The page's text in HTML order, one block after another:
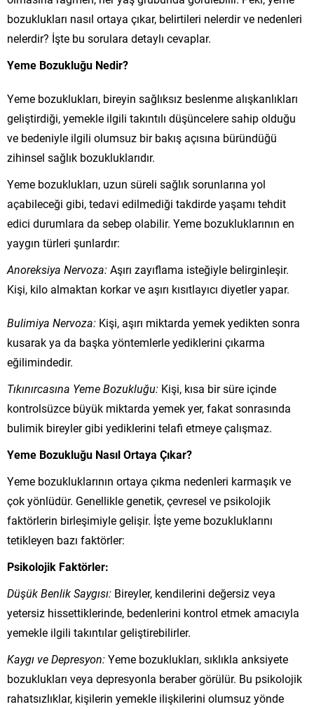
bozuklukları nasıl ortaya çıkar, belirtileri nelerdir ve nedenleri
nelerdir? İşte bu sorulara detaylı cevaplar.
Yeme Bozukluğu Nedir?
Yeme bozuklukları, bireyin sağlıksız beslenme alışkanlıkları
geliştirdiği, yemekle ilgili takıntılı düşüncelere sahip olduğu
ve bedeniyle ilgili olumsuz bir bakış açısına büründüğü
zihinsel sağlık bozukluklarıdır.
Yeme bozuklukları, uzun süreli sağlık sorunlarına yol
açabileceği gibi, tedavi edilmediği takdirde yaşamı tehdit
edici durumlara da sebep olabilir. Yeme bozukluklarının en
yaygın türleri şunlardır:
Anoreksiya Nervoza:Aşırı zayıflama isteğiyle belirginleşir.
Kişi, kilo almaktan korkar ve aşırı kısıtlayıcı diyetler yapar.
Bulimiya Nervoza: Kişi, aşırı miktarda yemek yedikten sonra
kusarak ya da başka yöntemlerle yediklerini çıkarma
eğilimindedir.
Tıkınırcasına Yeme Bozukluğu: Kişi, kısa bir süre içinde
kontrolsüzce büyük miktarda yemek yer, fakat sonrasında
bulimik bireyler gibi yediklerini telafi etmeye çalışmaz.
Yeme Bozukluğu Nasıl Ortaya Çıkar?
Yeme bozukluklarının ortaya çıkma nedenleri karmaşık ve
çok yönlüdür. Genellikle genetik, çevresel ve psikolojik
faktörlerin birleşimiyle gelişir. İşte yeme bozukluklarını
tetikleyen bazı faktörler:
Psikolojik Faktörler:
Düşük Benlik Saygısı: Bireyler, kendilerini değersiz veya
yetersiz hissettiklerinde, bedenlerini kontrol etmek amacıyla
yemekle ilgili takıntılar geliştirebilirler.
Kaygı ve Depresyon:Yeme bozuklukları, sıklıkla anksiyete
bozuklukları veya depresyonla beraber görülür. Bu psikolojik
rahatsızlıklar, kişilerin yemekle ilişkilerini olumsuz yönde